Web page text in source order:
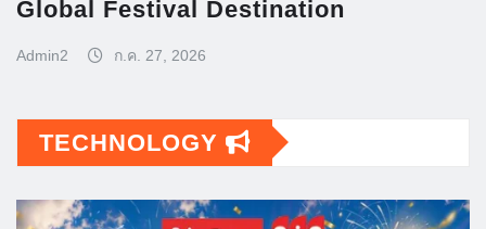
Global Festival Destination
Admin2 ก.ค. 27, 2026
TECHNOLOGY